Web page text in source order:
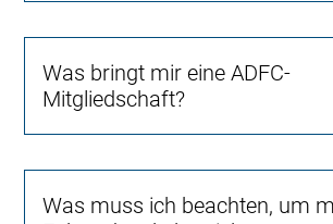
Was bringt mir eine ADFC-
Mitgliedschaft?
Was muss ich beachten, um